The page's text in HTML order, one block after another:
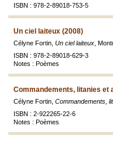
ISBN : 978-2-89018-753-5
Un ciel laiteux (2008)
Célyne Fortin, Un ciel laiteux ,
ISBN : 978-2-89018-629-3
Notes : Poèmes
Commandements, litanies et
Célyne Fortin, Commandements,
ISBN : 2-922265-22-6
Notes : Poèmes